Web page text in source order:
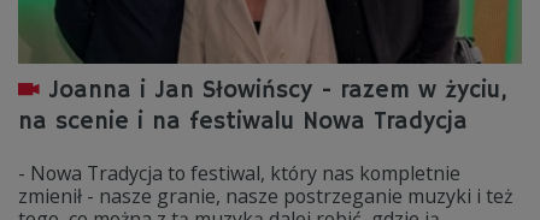
Joanna i Jan Słowińscy - razem w życiu,
na scenie i na festiwalu Nowa Tradycja
- Nowa Tradycja to festiwal, który nas kompletnie
zmienił - nasze granie, nasze postrzeganie muzyki i też